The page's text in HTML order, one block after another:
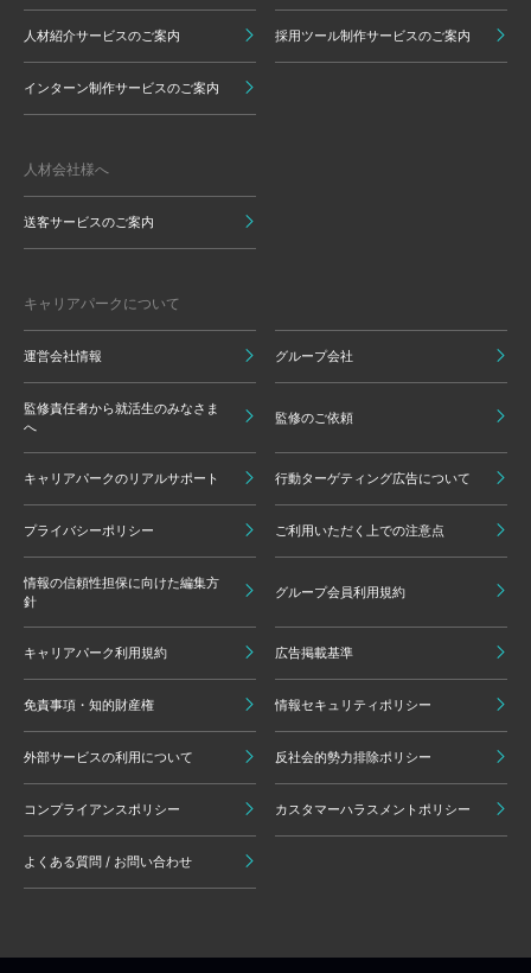
人材紹介サービスのご案内 採用ツール制作サービスのご案内
インターン制作サービスのご案内
人材会社様へ
送客サービスのご案内
キャリアパークについて
運営会社情報 グループ会社
監修責任者から就活生のみなさま
へ
監修のご依頼
キャリアパークのリアルサポート 行動ターゲティング広告について
プライバシーポリシー ご利用いただく上での注意点
情報の信頼性担保に向けた編集方
針
グループ会員利用規約
キャリアパーク利用規約 広告掲載基準
免責事項・知的財産権 情報セキュリティポリシー
外部サービスの利用について 反社会的勢力排除ポリシー
コンプライアンスポリシー カスタマーハラスメントポリシー
よくある質問 / お問い合わせ